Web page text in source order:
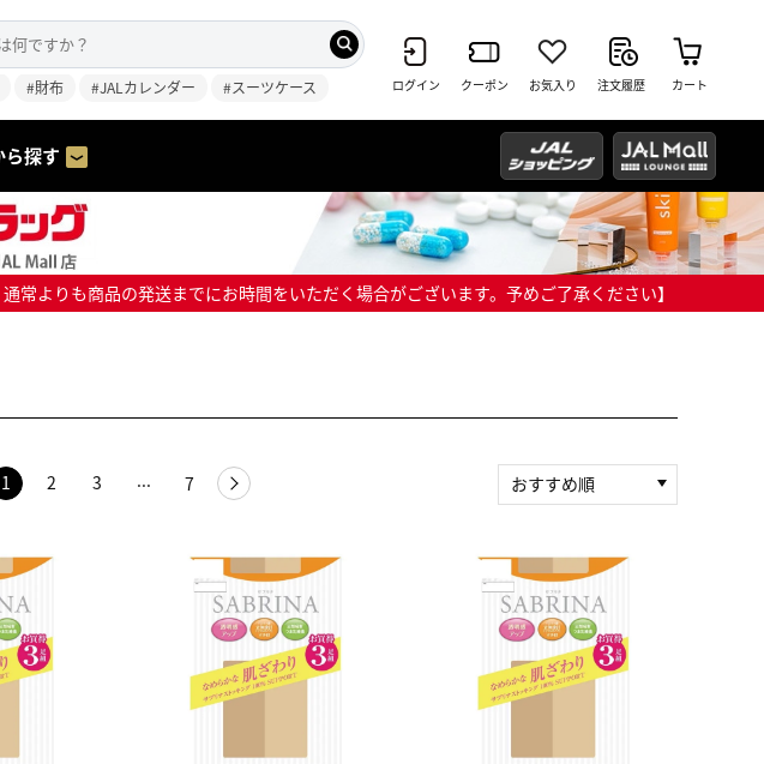
#財布 #JALカレンダー #スーツケース ログイン クーポン お気入り 注文履歴 カート
探す
よりも商品の発送までにお時間をいただく場合がございます。予めご了承ください】
1 2 3 7
おすすめ順
積算マイル率（高い
順）
人気順
レビュー件数（多い
順）
レビュー評価（高い
順）
価格（安い順）